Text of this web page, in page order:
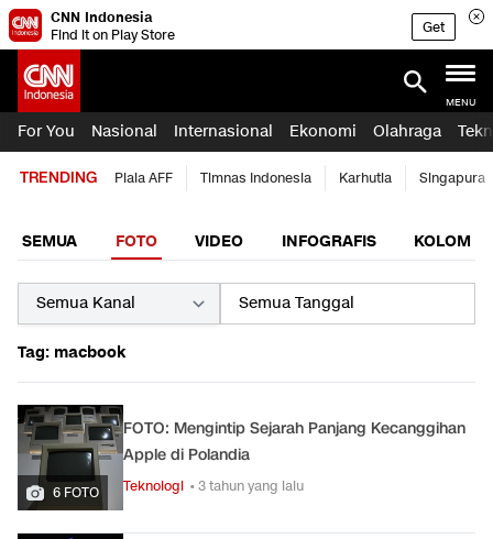
CNN Indonesia
Find it on Play Store
Get
MENU
For You Nasional Internasional Ekonomi Olahraga
TRENDING Piala AFF Timnas Indonesia Karhutla Singapura
SEMUA FOTO VIDEO INFOGRAFIS KOLOM
Tag: macbook
6 FOTO
FOTO: Mengintip Sejarah Panjang Kecanggihan
Apple di Polandia
Teknologi • 3 tahun yang lalu